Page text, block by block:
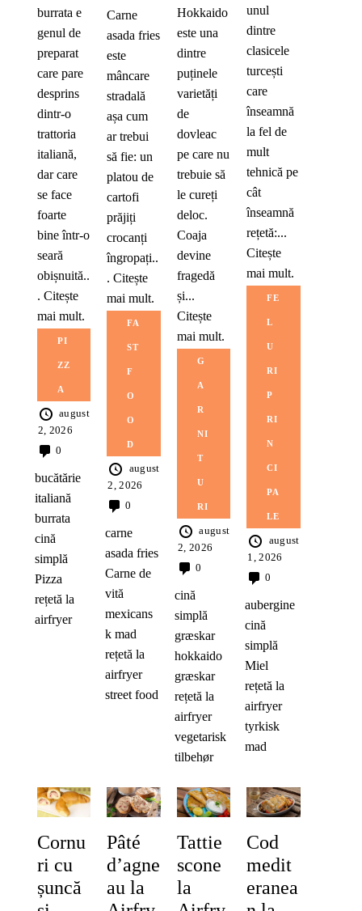
burrata e
genul de
preparat
care pare
desprins
dintr-o
trattoria
italiană,
dar care
se face
foarte
bine într-o
seară
obișnuită..
. Citește
mai mult.
PI
ZZ
A
august
2, 2026
0
bucătărie
italiană
burrata
cină
simplă
Pizza
rețetă la
airfryer
Carne
asada fries
este
mâncare
stradală
așa cum
ar trebui
să fie: un
platou de
cartofi
prăjiți
crocanți
îngropați..
.Citește
mai mult.
FA
ST
F
O
O
D
august
2, 2026
0
carne
asada fries
Carne de
vită
mexicans
k mad
rețetă la
airfryer
street food
Hokkaido
este una
dintre
puținele
varietăți
de
dovleac
pe care nu
trebuie să
le cureți
deloc.
Coaja
devine
fragedă
și...
Citește
mai mult.
G
A
R
NI
T
U
RI
august
2, 2026
0
cină
simplă
græskar
hokkaido
græskar
rețetă la
airfryer
vegetarisk
tilbehør
unul
dintre
clasicele
turcești
care
înseamnă
la fel de
mult
tehnică pe
cât
înseamnă
rețetă:...
Citește
mai mult.
FE
L
U
RI
P
RI
N
CI
PA
LE
august
1, 2026
0
aubergine
cină
simplă
Miel
rețetă la
airfryer
tyrkisk
mad
Cornu
ri cu
șuncă
Pâté
d’agne
au la
Tattie
scone
la
Cod
medit
eranea